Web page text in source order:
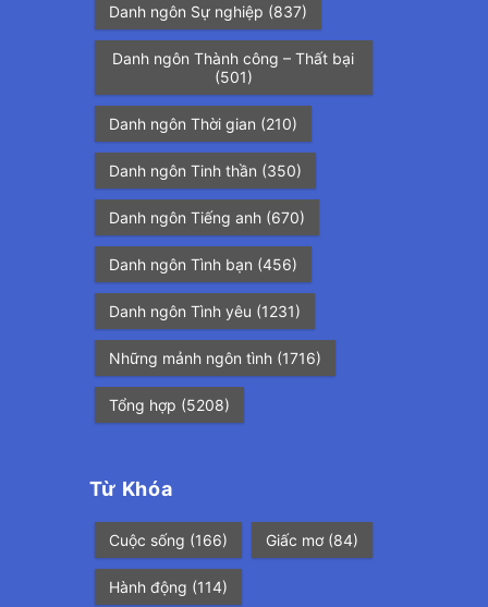
Danh ngôn Sự nghiệp (837)
Danh ngôn Thành công – Thất bại
(501)
Danh ngôn Thời gian (210)
Danh ngôn Tinh thần (350)
Danh ngôn Tiếng anh(670)
Danh ngôn Tình bạn (456)
Danh ngôn Tình yêu (1231)
Những mảnh ngôn tình(1716)
Tổng hợp (5208)
Từ Khóa
Cuộc sống (166) Giấc mơ(84)
Hành động (114)